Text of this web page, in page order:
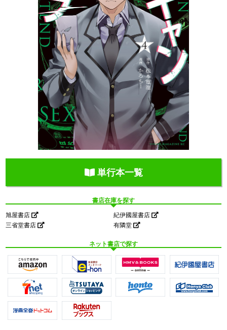
単行本一覧
書店在庫を探す
旭屋書店
紀伊國屋書店
三省堂書店
有隣堂
ネット書店で探す